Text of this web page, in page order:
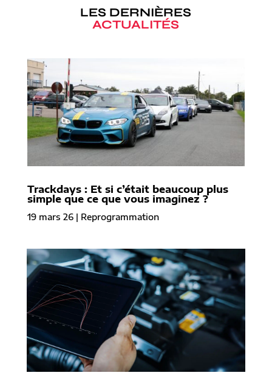
LES DERNIÈRES
ACTUALITÉS
Trackdays : Et si c’était beaucoup plus
simple que ce que vous imaginez ?
19 mars 26| Reprogrammation